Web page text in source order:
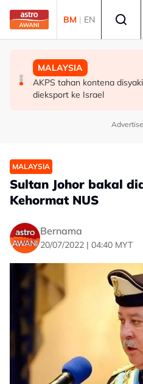
Skip to main content
BM | EN
DUNIA
Amaran kesihatan haba
gelombang haba kelima di UK
MALAYSIA
Tindakan AKPS sita
bukti ketegasan Malaysia -
MALAYSIA
AKPS tahan kontena
dieksport ke Israel
MALAYSIA
Sultan Johor bakal
Kehormat NUS
Bernama
20/07/2022 | 04:40 MYT